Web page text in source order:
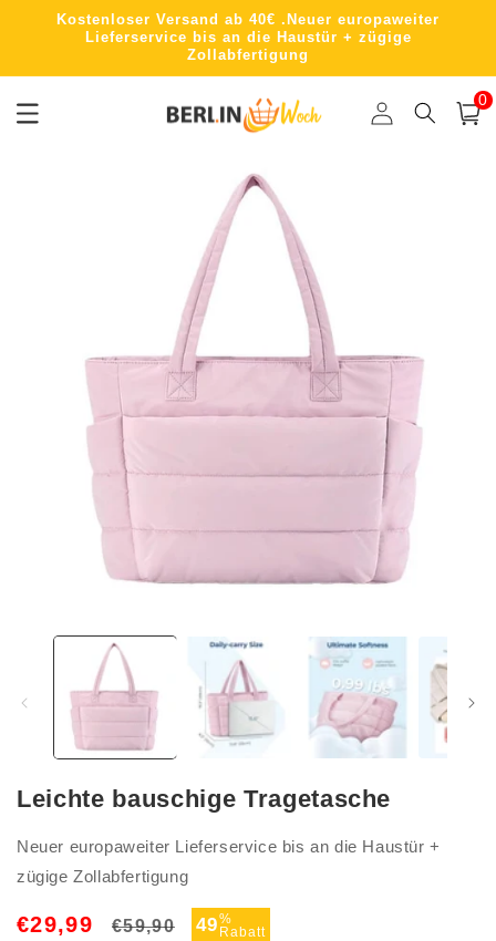
zumKostenloser Versand ab 40€ .Neuer europaweiter
Lieferservice bis an die Haustür + zügige
Zollabfertigung
Einloggen
0
Leichte bauschige Tragetasche
Neuer europaweiter Lieferservice bis an die Haustür +
zügige Zollabfertigung
€29,99
Normaler
€59,90 Verkaufspreis
49%
Rabatt